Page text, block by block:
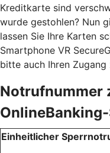
Kreditkarte sind
wurde gestohlen? Nun
lassen Sie Ihre Karten
Smartphone VR
bitte auch Ihren Zugang
Notrufnummer
Einheitlicher